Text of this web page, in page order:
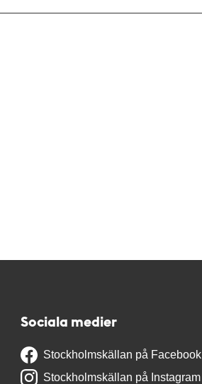
Sociala medier
Stockholmskällan på Facebook
Stockholmskällan på Instagram